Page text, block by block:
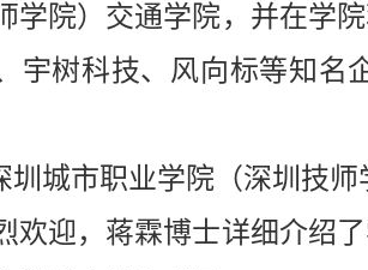
学院）交通学院，并在学
宇树科技、风向标等知名
圳城市职业学院（深圳技师
欢迎，蒋霖博士详细介绍